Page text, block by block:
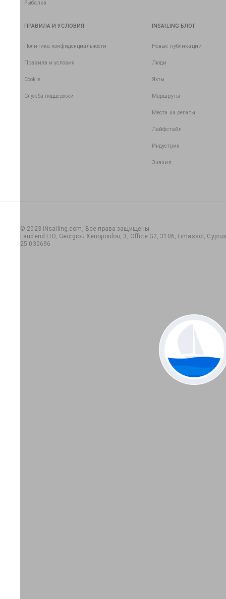
Рыбалка
ПРАВИЛА И УСЛОВИЯ
Политика конфиденциальности
Правила и условия
Cookie
Служба поддержки
INSAILING БЛОГ
Новые публикации
Люди
Яхты
Маршруты
Места на регаты
Лайфстайл
Индустрия
Знания
© 2023 iNsailing.com, Все права защищены.
Laudend LTD, Georgiou Xenopoulou, 3, Office G2, 3106, Limassol,
25 030696